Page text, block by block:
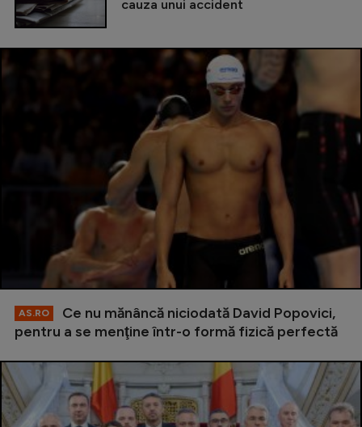
cauza unui accident
AS.RO
Ce nu mănâncă niciodată David Popovici,
pentru a se menţine într-o formă fizică perfectă